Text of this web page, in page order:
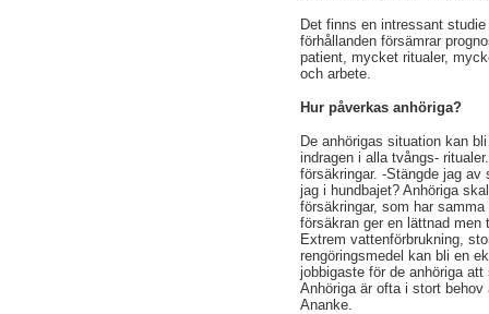
Det finns en intressant
förhållanden försämrar
patient, mycket ritualer,
och arbete.
Hur påverkas anhöriga?
De anhörigas situation kan
indragen i alla tvångs-
försäkringar. -Stängde jag
jag i hundbajet? Anhöriga
försäkringar, som har
försäkran ger en lättnad men
Extrem vattenförbrukning,
rengöringsmedel kan bli en
jobbigaste för de anhöriga
Anhöriga är ofta i stort
Ananke.